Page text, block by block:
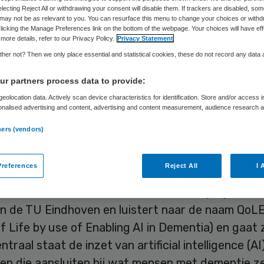
Sytse Wilman 11 maart 2022,09:10
onderzoeksproject moet leiden tot ‘passende,
voor mensen met dementie. De
Organisatie voor Wetenschappelijk Onderzoek
miljoen euro subsidie voor uit.
aanvraag is ingediend door diverse
de TU Eindhoven en luistert naar de naam
Life by use of Enabling AI in Dementia) en gaat
staat de inzet van artificial intelligence
Reject All or withdrawing your consent will disable them. If trackers are disabled,
not be as relevant to you. You can resurface this menu to change your choices or
the Manage Preferences link on the bottom of the webpage. Your choices will have
details, refer to our Privacy Policy. Privacy Statement
not? Then we only place essential and statistical cookies, these do not record any data
partners process data to provide:
data. Actively scan device characteristics for identification. Store and/or access
advertising and content, advertising and content measurement, audience research
(vendors)
Reject All I